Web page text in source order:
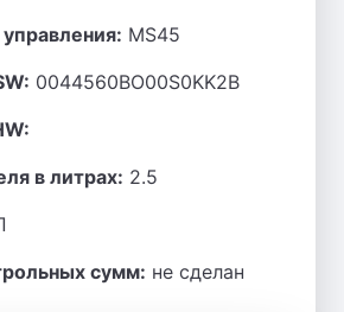
MS45
0044560BO00S0KK2B
в литрах: 2.5
сумм: не сделан